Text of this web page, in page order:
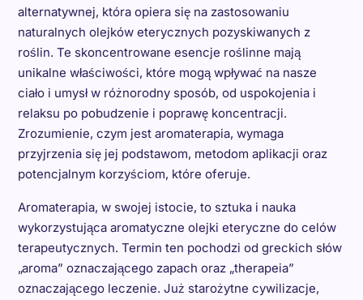
alternatywnej, która opiera się na zastosowaniu
naturalnych olejków eterycznych pozyskiwanych z
roślin. Te skoncentrowane esencje roślinne mają
unikalne właściwości, które mogą wpływać na nasze
ciało i umysł w różnorodny sposób, od uspokojenia i
relaksu po pobudzenie i poprawę koncentracji.
Zrozumienie, czym jest aromaterapia, wymaga
przyjrzenia się jej podstawom, metodom aplikacji oraz
potencjalnym korzyściom, które oferuje.
Aromaterapia, w swojej istocie, to sztuka i nauka
wykorzystująca aromatyczne olejki eteryczne do celów
terapeutycznych. Termin ten pochodzi od greckich słów
„aroma” oznaczającego zapach oraz „therapeia”
oznaczającego leczenie. Już starożytne cywilizacje,